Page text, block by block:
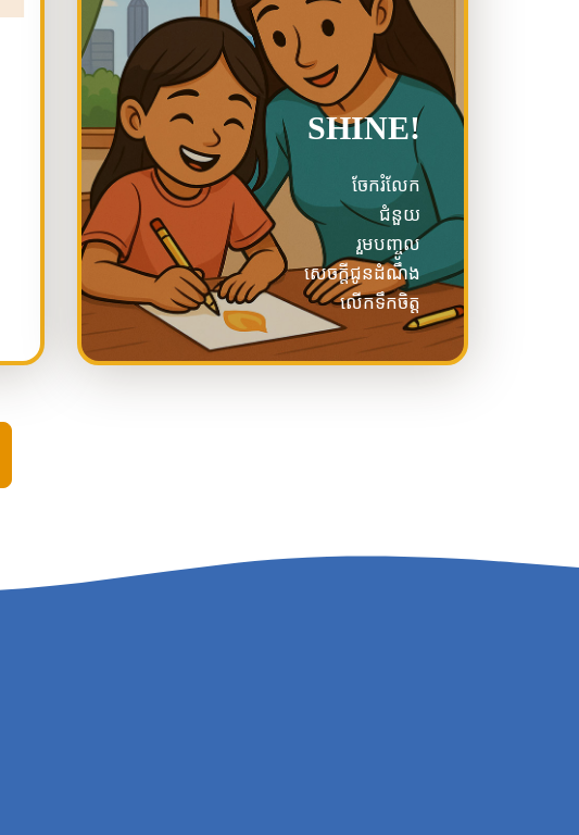
SHINE!
ចែករំលែក
ជំនួយ
រួមបញ្ចូល
សេចក្តីជូនដំណឹង
លើកទឹកចិត្ត